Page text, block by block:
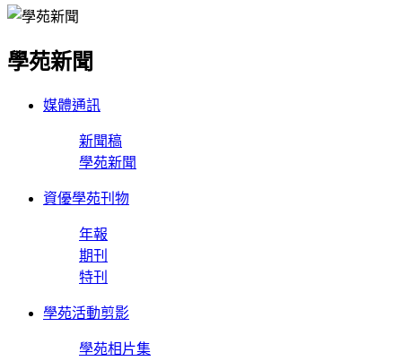
學苑新聞
媒體通訊
新聞稿
學苑新聞
資優學苑刊物
年報
期刊
特刊
學苑活動剪影
學苑相片集